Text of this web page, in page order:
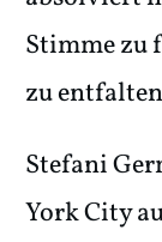
Stimme zu
zu
Stefani
York City